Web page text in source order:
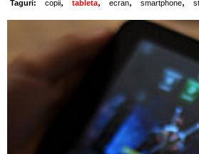
Taguri: copii tableta ecran smartphone